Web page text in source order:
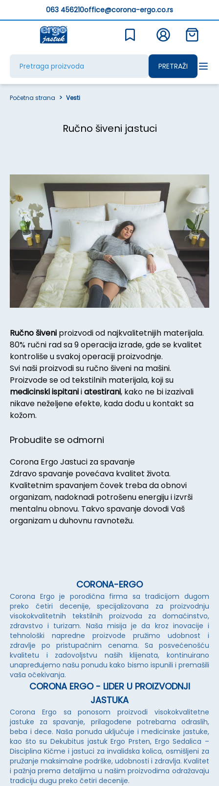
063 456210office@corona-ergo.co.rs
PRETRAŽI
Početna strana > Vesti
Ručno šiveni jastuci
Ručno šiveni proizvodi od najkvalitetnijih materijala.
80% ručni rad sa 9 operacija izrade, gde se kvalitet
kontroliše u svakoj operaciji proizvodnje.
Svi naši proizvodi su ručno šiveni na mašini.
Proizvode se od tekstilnih materijala, koji su
medicinski ispitaniiatestirani, kako ne bi izazivali
nikave neželjene efekte, kada dođu u kontakt sa
kožom.
Probudite se odmorni
Corona Ergo Jastuci za spavanje
Zdravo spavanje povećava kvalitet života.
Kvalitetnim spavanjem čovek treba da obnovi
organizam, nadoknadi potrošenu energiju i izvrši
mentalnu obnovu. Takvo spavanje dovodi Vaš
organizam u duhovnu ravnotežu.
CORONA-ERGO
Corona Ergo je porodična firma sa tradicijom dugom
preko četiri decenije, specijalizovana za proizvodnju
visokokvalitetnih tekstilnih proizvoda za domaćinstvo,
zdravstvo i turizam. Naša misija je da kroz inovacije i
tehnološki napredne proizvode pružimo udobnost i
zdravlje po pristupačnim cenama. Sa posvećenošću
kvalitetu i zadovoljstvu naših klijenata, kontinuirano
unapređujemo našu ponudu kako bismo ispunili i premašili
vaša očekivanja.
CORONA ERGO - LIDER U PROIZVODNJI
JASTUKA
Corona Ergo sa ponosom proizvodi visokokvalitetne
jastuke za spavanje, prilagođene potrebama odraslih,
beba i dece. Naša ponuda uključuje i medicinske jastuke,
kao što su Dekubitus jastuk Ergo Prsten, Ergo Sedalica –
Disciplina Kičme i jastuci za invalidska kolica, osmišljeni za
pružanje maksimalne podrške, udobnosti i zdravlja. Kvalitet
i pažnja prema detaljima u našim proizvodima odražavaju
tradiciju dugu preko četiri decenije.